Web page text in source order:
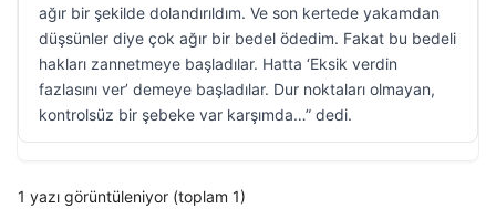
ağır bir şekilde dolandırıldım. Ve son kertede yakamdan
düşsünler diye çok ağır bir bedel ödedim. Fakat bu bedeli
hakları zannetmeye başladılar. Hatta ‘Eksik verdin
fazlasını ver’ demeye başladılar. Dur noktaları olmayan,
kontrolsüz bir şebeke var karşımda…” dedi.
1 yazı görüntüleniyor (toplam 1)